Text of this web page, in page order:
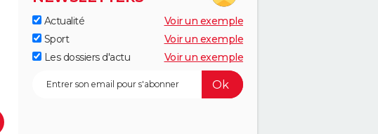
Actualité
Voir un exemple
Sport
Voir un exemple
Les dossiers d'actu
Voir un exemple